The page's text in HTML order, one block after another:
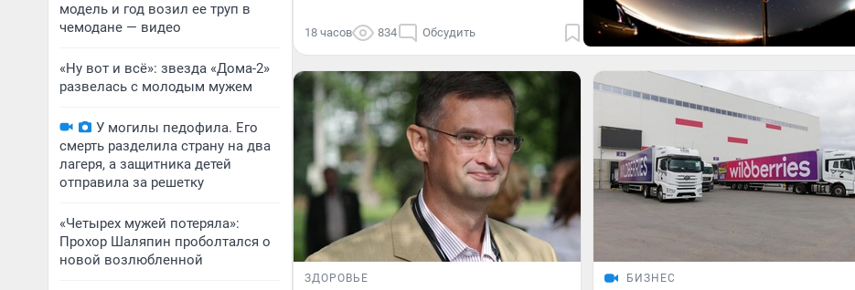
модель и год возил ее труп в
чемодане — видео
«Ну вот и всё»: звезда «Дома-2»
развелась с молодым мужем
У могилы педофила. Его
смерть разделила страну на два
лагеря, а защитника детей
отправила за решетку
«Четырех мужей потеряла»:
Прохор Шаляпин проболтался о
новой возлюбленной
18 часов 834 Обсудить
ЗДОРОВЬЕ БИЗНЕС